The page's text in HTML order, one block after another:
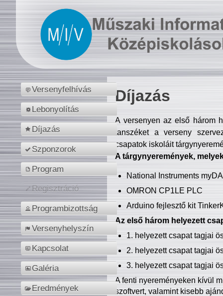
Versenyfelhívás
Lebonyolítás
Díjazás
Szponzorok
Program
Regisztráció
Programbizottság
Versenyhelyszín
Kapcsolat
Galéria
Eredmények
Díjazás
A versenyen az első három
tanszéket a verseny
csapatok iskoláit
A tárgynyeremények,
National Instruments
OMRON CP1LE PLC
Arduino fejlesztő kit
Az első három helyezett
1. helyezett csapat tagjai
2. helyezett csapat tagjai
3. helyezett csapat tagjai
A fenti nyereményeken kívül
szoftvert, valamint kisebb